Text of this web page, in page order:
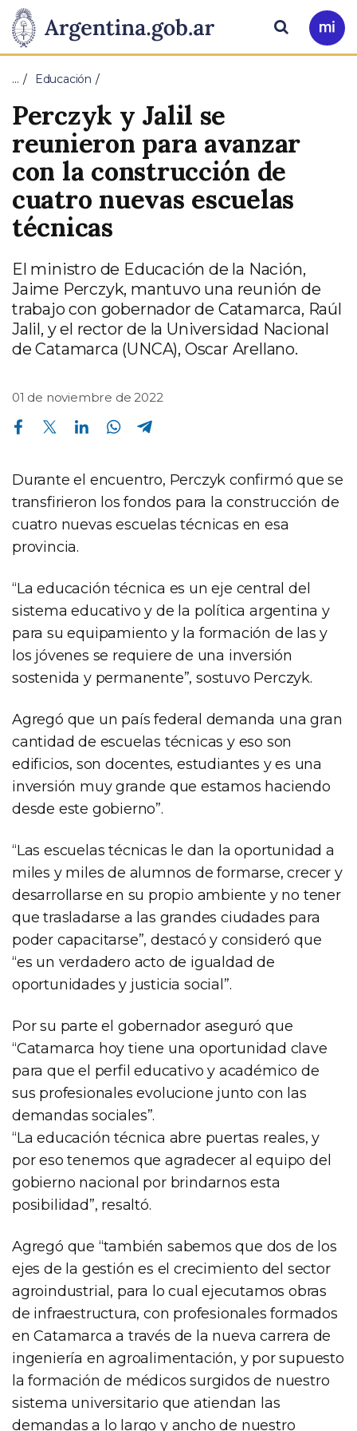
Presidencia
de
la
Nación
Pasar al contenido principal
Ir
a
Buscar
… Educación
Perczyk y Jalil se
reunieron para avanzar
con la construcción de
cuatro nuevas escuelas
técnicas
El ministro de Educación de la Nación,
Jaime Perczyk, mantuvo una reunión de
trabajo con gobernador de Catamarca, Raúl
Jalil, y el rector de la Universidad Nacional
de Catamarca (UNCA), Oscar Arellano.
01 de noviembre de 2022
Compartir en Facebook Compartir en Twitter Compartir en Linkedin Compartir en Whatsapp
Durante el encuentro, Perczyk confirmó que se
transfirieron los fondos para la construcción de
cuatro nuevas escuelas técnicas en esa
provincia.
“La educación técnica es un eje central del
sistema educativo y de la política argentina y
para su equipamiento y la formación de las y
los jóvenes se requiere de una inversión
sostenida y permanente”, sostuvo Perczyk.
Agregó que un país federal demanda una gran
cantidad de escuelas técnicas y eso son
edificios, son docentes, estudiantes y es una
inversión muy grande que estamos haciendo
desde este gobierno”.
“Las escuelas técnicas le dan la oportunidad a
miles y miles de alumnos de formarse, crecer y
desarrollarse en su propio ambiente y no tener
que trasladarse a las grandes ciudades para
poder capacitarse”, destacó y consideró que
“es un verdadero acto de igualdad de
oportunidades y justicia social”.
Por su parte el gobernador aseguró que
“Catamarca hoy tiene una oportunidad clave
para que el perfil educativo y académico de
sus profesionales evolucione junto con las
demandas sociales”.
“La educación técnica abre puertas reales, y
por eso tenemos que agradecer al equipo del
gobierno nacional por brindarnos esta
posibilidad”, resaltó.
Agregó que “también sabemos que dos de los
ejes de la gestión es el crecimiento del sector
agroindustrial, para lo cual ejecutamos obras
de infraestructura, con profesionales formados
en Catamarca a través de la nueva carrera de
ingeniería en agroalimentación, y por supuesto
la formación de médicos surgidos de nuestro
sistema universitario que atiendan las
demandas a lo largo y ancho de nuestro